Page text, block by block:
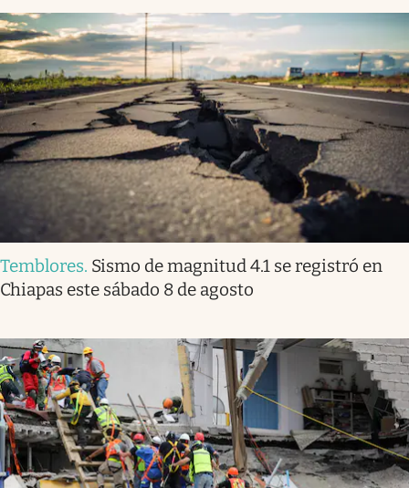
Temblores. Sismo de magnitud 4.1 se registró en
Chiapas este sábado 8 de agosto